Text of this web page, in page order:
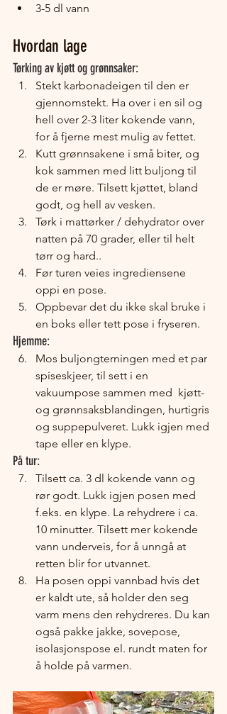
3-5 dl vann
Hvordan lage
Tørking av kjøtt og grønnsaker:
Stekt karbonadeigen til den er
gjennomstekt. Ha over i en sil og
hell over 2-3 liter kokende vann,
for å fjerne mest mulig av fettet.
Kutt grønnsakene i små biter, og
kok sammen med litt buljong til
de er møre. Tilsett kjøttet, bland
godt, og hell av vesken.
Tørk i mattørker / dehydrator over
natten på 70 grader, eller til helt
tørr og hard..
Før turen veies ingrediensene
oppi en pose.
Oppbevar det du ikke skal bruke i
en boks eller tett pose i fryseren.
Hjemme:
Mos buljongterningen med et par
spiseskjeer, til sett i en
vakuumpose sammen med  kjøtt-
og grønnsaksblandingen, hurtigris
og suppepulveret. Lukk igjen med
tape eller en klype.
På tur:
Tilsett ca. 3 dl kokende vann og
rør godt. Lukk igjen posen med
f.eks. en klype. La rehydrere i ca.
10 minutter. Tilsett mer kokende
vann underveis, for å unngå at
retten blir for utvannet.
Ha posen oppi vannbad hvis det
er kaldt ute, så holder den seg
varm mens den rehydreres. Du kan
også pakke jakke, sovepose,
isolasjonspose el. rundt maten for
å holde på varmen.